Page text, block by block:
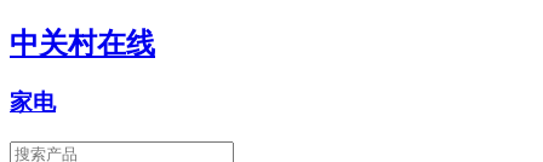
中关村在线
家电